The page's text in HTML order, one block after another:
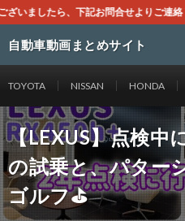
合せよりご連絡ください。即刻対
自動車動画まとめサイト
TOYOTA NISSAN HONDA
【LEXUS】点検中
の試乗と、パター
ゴルフ⛳️